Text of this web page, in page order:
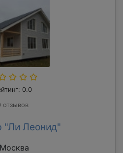
0.0
отзывов
"Ли Леонид"
Москва